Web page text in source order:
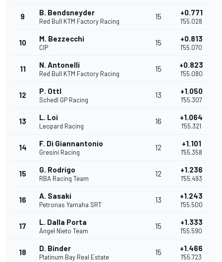
9 B. Bendsneyder
Red Bull KTM Factory Racing
15 +0.771
1'55.028
10 M. Bezzecchi
CIP
15 +0.813
1'55.070
11 N. Antonelli
Red Bull KTM Factory Racing
15 +0.823
1'55.080
12 P. Ottl
Schedl GP Racing
13 +1.050
1'55.307
13 L. Loi
Leopard Racing
16 +1.064
1'55.321
14 F. Di Giannantonio
Gresini Racing
12 +1.101
1'55.358
15 G. Rodrigo
RBA Racing Team
12 +1.236
1'55.493
16 A. Sasaki
Petronas Yamaha SRT
13 +1.243
1'55.500
17 L. Dalla Porta
Ángel Nieto Team
15 +1.333
1'55.590
18 D. Binder
Platinum Bay Real Estate
15 +1.466
1'55.723